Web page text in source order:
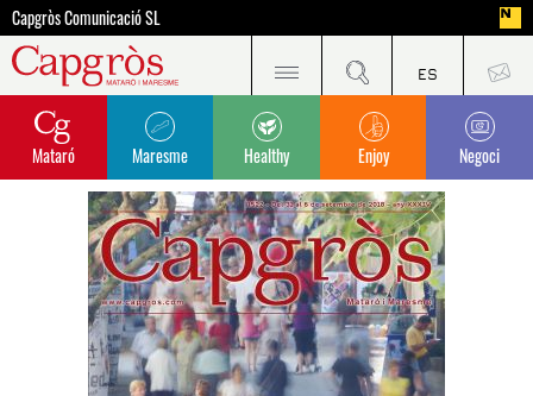
Capgròs Comunicació SL
Mataró Maresme Healthy Enjoy Negoci